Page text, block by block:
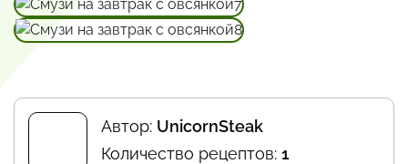
Автор: UnicornSteak
Количество рецептов: 1